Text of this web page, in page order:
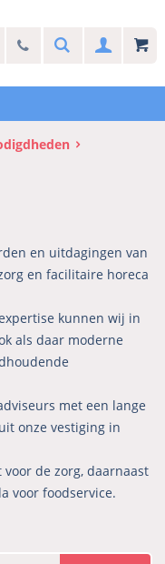
uw vraag
030 69 50 814Search
en uitdagingen van
en facilitaire horeca
kunnen wij in
als daar moderne
met een lange
onze vestiging in
de zorg, daarnaast
voor foodservice.